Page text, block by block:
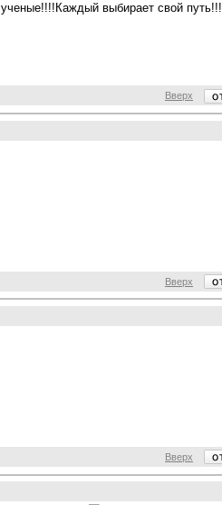
выбирает свой
Вверх
Вверх
Вверх